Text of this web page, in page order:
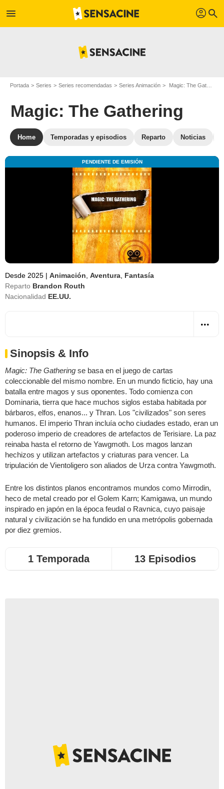
menu profil search
Portada Series Series recomendadas Series Animación Magic: The Gathering
Magic: The Gathering
Home Temporadas y episodios Reparto Noticias
PENDIENTE DE EMISIÓN
Desde 2025 | Animación Aventura Fantasía
Reparto Brandon Routh
Nacionalidad EE.UU.
Sinopsis & Info
Magic: The Gathering se basa en el juego de cartas
coleccionable del mismo nombre. En un mundo ficticio, hay una
batalla entre magos y sus oponentes. Todo comienza con
Dominaria, tierra que hace muchos siglos estaba habitada por
bárbaros, elfos, enanos... y Thran. Los "civilizados" son seres
humanos. El imperio Thran incluía ocho ciudades estado, eran un
poderoso imperio de creadores de artefactos de Terisiare. La paz
reinaba hasta el retorno de Yawgmoth. Los magos lanzan
hechizos y utilizan artefactos y criaturas para vencer. La
tripulación de Vientoligero son aliados de Urza contra Yawgmoth.
Entre los distintos planos encontramos mundos como Mirrodin,
heco de metal creado por el Golem Karn; Kamigawa, un mundo
inspirado en japón en la época feudal o Ravnica, cuyo paisaje
natural y civilización se ha fundido en una metrópolis gobernada
por diez gremios.
1 Temporada 13 Episodios